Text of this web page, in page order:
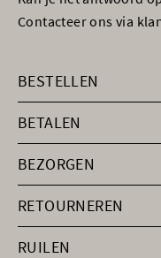
Contacteer ons via
BESTELLEN
BETALEN
BEZORGEN
RETOURNEREN
RUILEN